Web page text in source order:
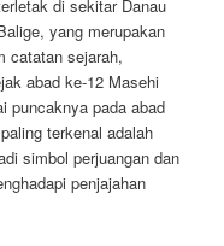
di sekitar Danau
yang merupakan
catatan sejarah,
abad ke-12 Masehi
puncaknya pada abad
terkenal adalah
simbol perjuangan dan
penjajahan